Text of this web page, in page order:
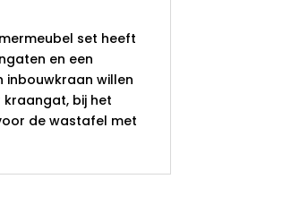
set heeft
en een
inbouwkraan willen
kraangat, bij het
de wastafel met